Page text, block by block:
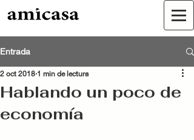
Entrada
Hablando un poco de
economía
2 oct 2018 1 min de lectura